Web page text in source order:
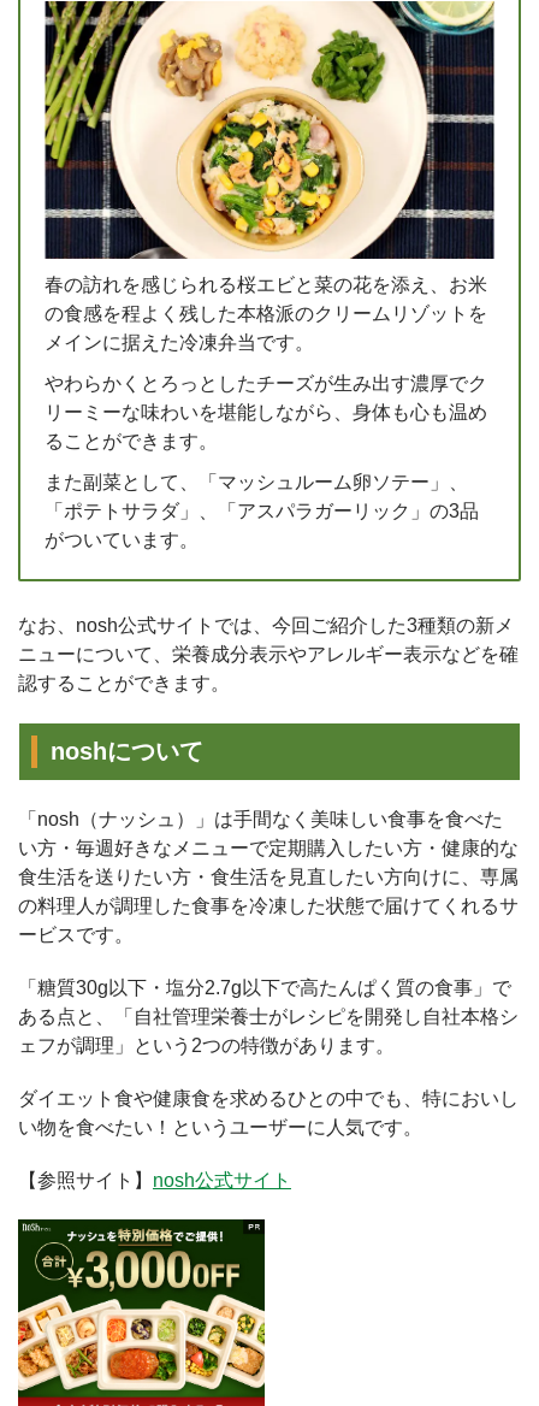
春の訪れを感じられる桜エビと菜の花を添え、お米
の食感を程よく残した本格派のクリームリゾットを
メインに据えた冷凍弁当です。
やわらかくとろっとしたチーズが生み出す濃厚でク
リーミーな味わいを堪能しながら、身体も心も温め
ることができます。
また副菜として、「マッシュルーム卵ソテー」、
「ポテトサラダ」、「アスパラガーリック」の3品
がついています。
なお、nosh公式サイトでは、今回ご紹介した3種類の新メ
ニューについて、栄養成分表示やアレルギー表示などを確
認することができます。
noshについて
「nosh（ナッシュ）」は手間なく美味しい食事を食べた
い方・毎週好きなメニューで定期購入したい方・健康的な
食生活を送りたい方・食生活を見直したい方向けに、専属
の料理人が調理した食事を冷凍した状態で届けてくれるサ
ービスです。
「糖質30g以下・塩分2.7g以下で高たんぱく質の食事」で
ある点と、「自社管理栄養士がレシピを開発し自社本格シ
ェフが調理」という2つの特徴があります。
ダイエット食や健康食を求めるひとの中でも、特においし
い物を食べたい！というユーザーに人気です。
【参照サイト】 nosh公式サイト